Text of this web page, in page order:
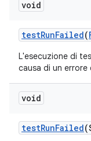
void
testRunFailed(
L'esecuzione di
causa di un errore
void
testRunFailed